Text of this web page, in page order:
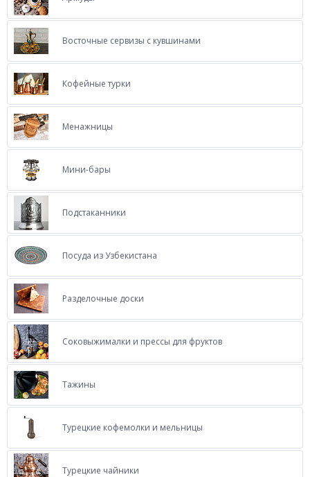
Восточные сервизы с кувшинами
Кофейные турки
Менажницы
Мини-бары
Подстаканники
Посуда из Узбекистана
Разделочные доски
Соковыжималки и прессы для фруктов
Тажины
Турецкие кофемолки и мельницы
Турецкие чайники